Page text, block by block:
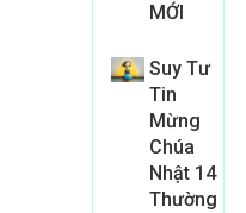
MỚI
Suy Tư
Tin
Mừng
Chúa
Nhật 14
Thường